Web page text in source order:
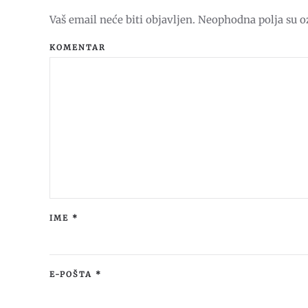
Vaš email neće biti objavljen. Neophodna polja su
KOMENTAR
IME *
E-POŠTA *